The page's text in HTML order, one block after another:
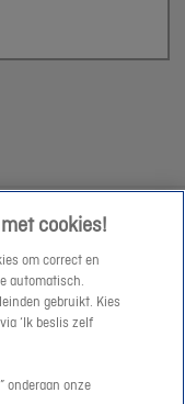
cookies!
om correct en
automatisch.
gebruikt. Kies
‘Ik beslis zelf
onderaan onze